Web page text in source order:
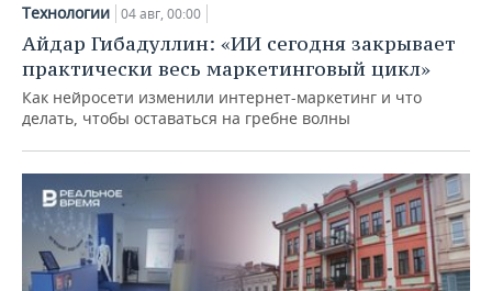
Технологии 04 авг, 00:00
Айдар Гибадуллин: «ИИ сегодня закрывает
практически весь маркетинговый цикл»
Как нейросети изменили интернет-маркетинг и что
делать, чтобы оставаться на гребне волны